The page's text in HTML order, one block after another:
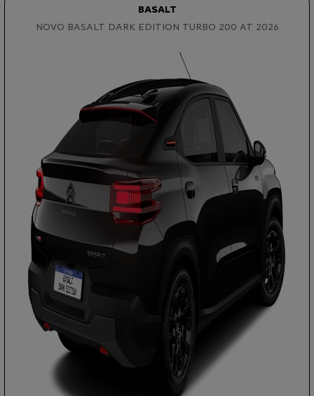
BASALT
NOVO BASALT DARK EDITION TURBO 200 AT 2026